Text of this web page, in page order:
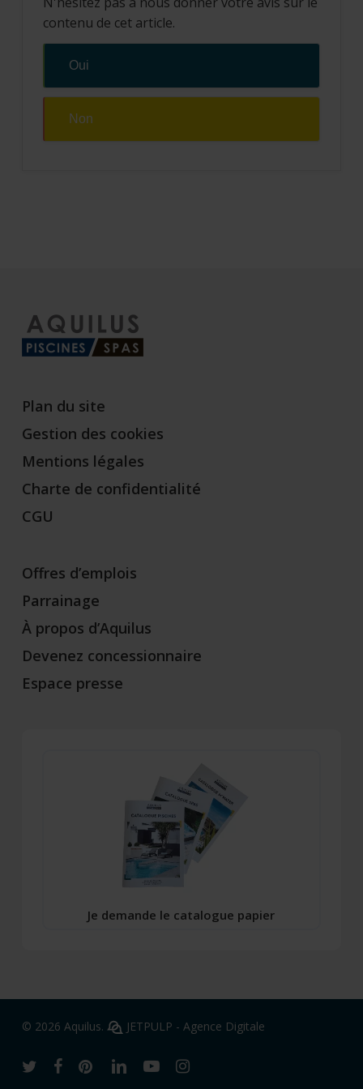
contenu de cet article.
Oui
Non
Plan du site
Gestion des cookies
Mentions légales
Charte de confidentialité
CGU
Offres d’emplois
Parrainage
À propos d’Aquilus
Devenez concessionnaire
Espace presse
Je demande le catalogue papier
© 2026 Aquilus. JETPULP - Agence Digitale